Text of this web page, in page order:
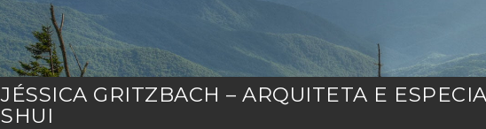
JÉSSICA GRITZBACH – ARQUITETA E
SHUI